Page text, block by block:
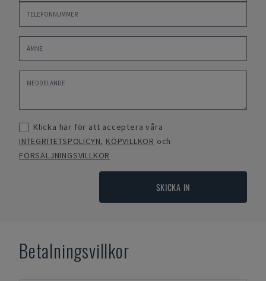
Klicka här för att acceptera våra
INTEGRITETSPOLICYN, KÖPVILLKOR och
FÖRSÄLJNINGSVILLKOR
SKICKA IN
Betalningsvillkor